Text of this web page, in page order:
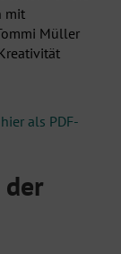
mit
Müller
als PDF-